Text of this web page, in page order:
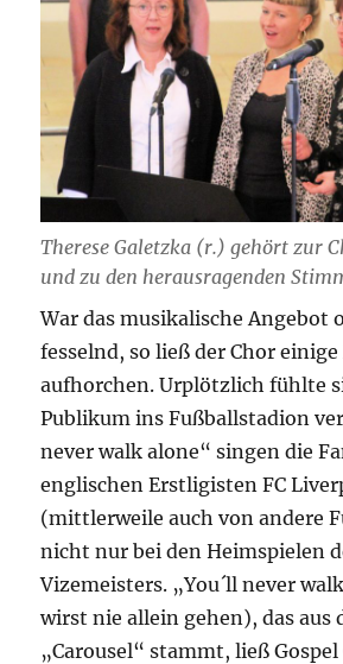
Therese Galetzka (r.) gehört zur
und zu den herausragenden
War das musikalische Angebot
fesselnd, so ließ der Chor
aufhorchen. Urplötzlich fühlte
Publikum ins Fußballstadion
never walk alone“ singen die
englischen Erstligisten FC
(mittlerweile auch von andere
nicht nur bei den Heimspielen
Vizemeisters. „You´ll never
wirst nie allein gehen), das aus
„Carousel“ stammt, ließ Gospel